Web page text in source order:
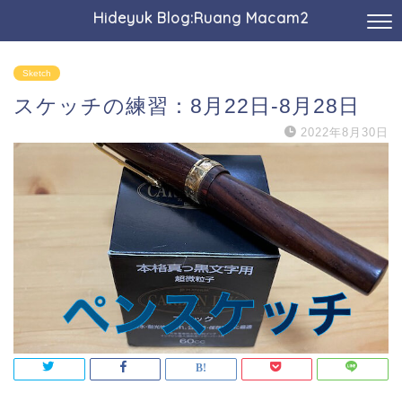
Hideyuk Blog:Ruang Macam2
Sketch
スケッチの練習：8月22日-8月28日
2022年8月30日